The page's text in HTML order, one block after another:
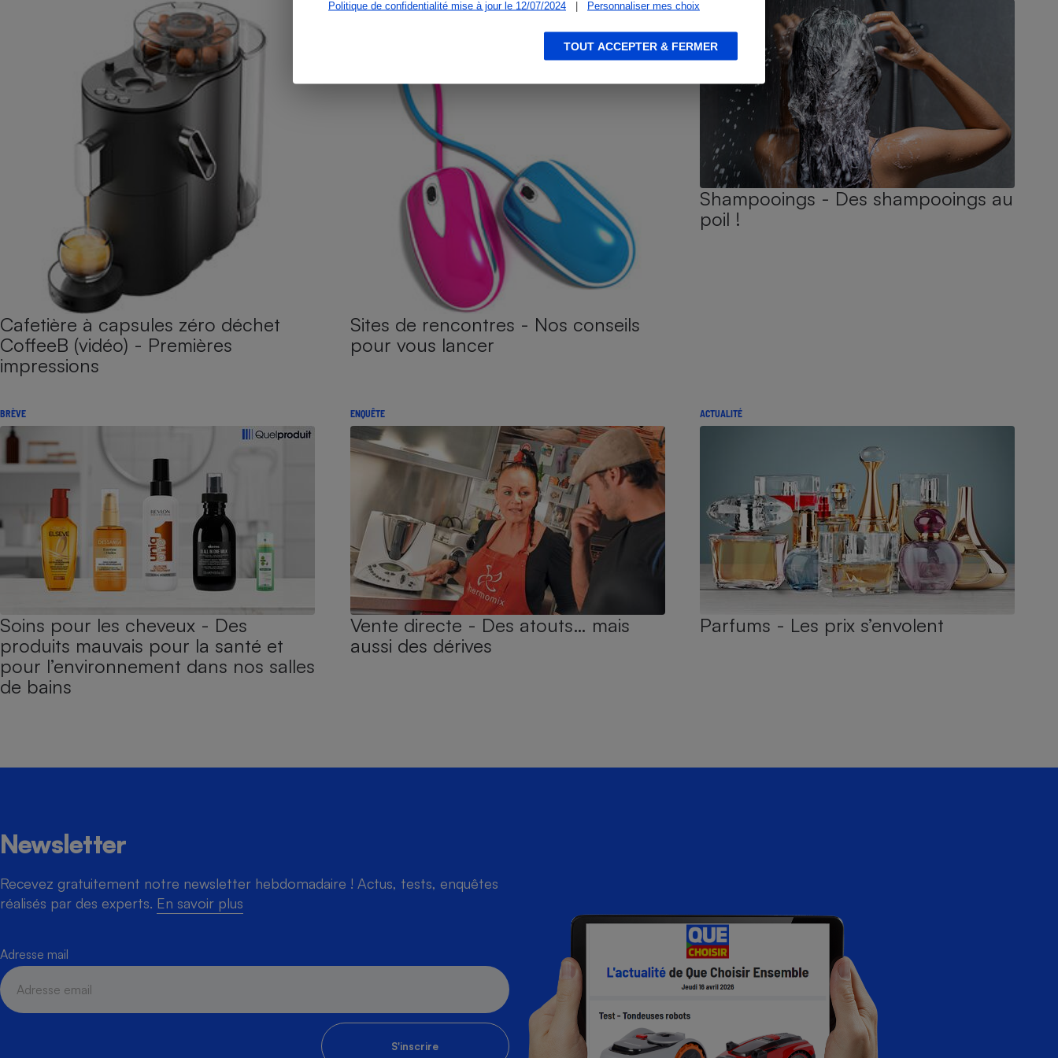
Politique de confidentialité mise à jour le 12/07/2024
| Personnaliser mes choix
TOUT ACCEPTER & FERMER
Cafetière à capsules zéro déchet
CoffeeB (vidéo) - Premières
impressions
Sites de rencontres - Nos conseils
pour vous lancer
Shampooings - Des shampooings au
poil !
BRÈVE
Soins pour les cheveux - Des
produits mauvais pour la santé et
pour l’environnement dans nos salles
de bains
ENQUÊTE
Vente directe - Des atouts… mais
aussi des dérives
ACTUALITÉ
Parfums - Les prix s’envolent
Newsletter
Recevez gratuitement notre newsletter hebdomadaire ! Actus, tests, enquêtes
réalisés par des experts. En savoir plus
Adresse mail
S'inscrire